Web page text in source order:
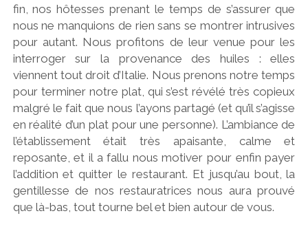
fin, nos hôtesses prenant le temps de s’assurer que
nous ne manquions de rien sans se montrer intrusives
pour autant. Nous profitons de leur venue pour les
interroger sur la provenance des huiles : elles
viennent tout droit d’Italie. Nous prenons notre temps
pour terminer notre plat, qui s’est révélé très copieux
malgré le fait que nous l’ayons partagé (et qu’il s’agisse
en réalité d’un plat pour une personne). L’ambiance de
l’établissement était très apaisante, calme et
reposante, et il a fallu nous motiver pour enfin payer
l’addition et quitter le restaurant. Et jusqu’au bout, la
gentillesse de nos restauratrices nous aura prouvé
que là-bas, tout tourne bel et bien autour de vous.